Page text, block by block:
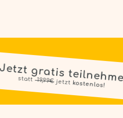
Jetzt gratis
statt 19,99€ jetzt kostenlos!